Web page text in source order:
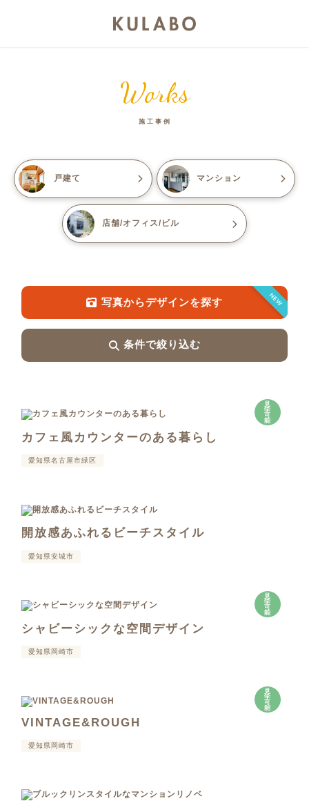
Works
施工事例
戸建て マンション
店舗/オフィス/ビル
NEW
写真からデザインを探す
条件で絞り込む
見
学
可
能
カフェ風カウンターのある暮らし
愛知県名古屋市緑区
開放感あふれるビーチスタイル
愛知県安城市
見
学
可
能
シャビーシックな空間デザイン
愛知県岡崎市
見
学
可
能
VINTAGE&ROUGH
愛知県岡崎市